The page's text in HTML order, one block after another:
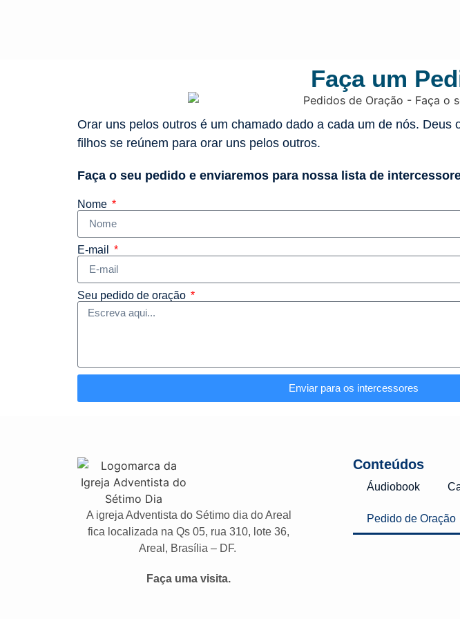
Faça um
Orar uns pelos outros é um chamado dado a cada um de nós. Deus
filhos se reúnem para orar uns pelos outros.
Faça o seu pedido e enviaremos para nossa lista de
Nome
E-mail
Seu pedido de oração
Enviar para os intercessores
A igreja Adventista do Sétimo dia do Areal
fica localizada na Qs 05, rua 310, lote 36,
Areal, Brasília – DF.
Faça uma visita.
Conteúdos
Áudiobook
Pedido de Oração